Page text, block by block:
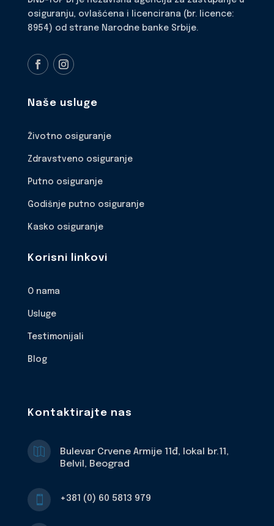
osiguranju, ovlašćena i licencirana (br. licence:
8954) od strane Narodne banke Srbije.
Naše usluge
Životno osiguranje
Zdravstveno osiguranje
Putno osiguranje
Godišnje putno osiguranje
Kasko osiguranje
Korisni linkovi
O nama
Usluge
Testimonijali
Blog
Kontaktirajte nas

Bulevar Crvene Armije 11đ, lokal br.11,
Belvil, Beograd
 +381 (0) 60 5813 979